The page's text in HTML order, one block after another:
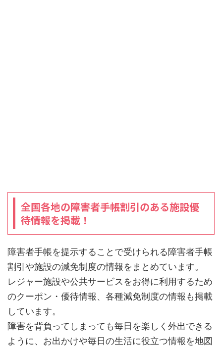
全国各地の障害者手帳割引のある施設優
待情報を掲載！
障害者手帳を提示することで受けられる障害者手帳
割引や施設の減免制度の情報をまとめています。
レジャー施設や公共サービスをお得に利用するため
のクーポン・優待情報、各種減免制度の情報も掲載
しています。
障害を背負ってしまっても毎日を楽しく外出できる
ように、お出かけや毎日の生活に役立つ情報を地図